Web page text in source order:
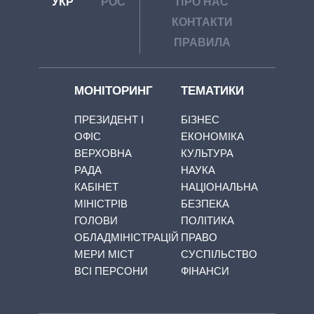
КОНТАКТИ
ПРАВИЛА
МОНІТОРИНГ
ПРЕЗИДЕНТ І
ОФІС
ВЕРХОВНА
РАДА
КАБІНЕТ
МІНІСТРІВ
ГОЛОВИ
ОБЛАДМІНІСТРАЦІЙ
МЕРИ МІСТ
ВСІ ПЕРСОНИ
ТЕМАТИКИ
БІЗНЕС
ЕКОНОМІКА
КУЛЬТУРА
НАУКА
НАЦІОНАЛЬНА
БЕЗПЕКА
ПОЛІТИКА
ПРАВО
СУСПІЛЬСТВО
ФІНАНСИ